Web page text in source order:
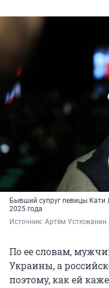
Бывший супруг певицы Кати
2025 года
Источник: Артём Устюжанин
По ее словам,
Украины, а
поэтому, как ей